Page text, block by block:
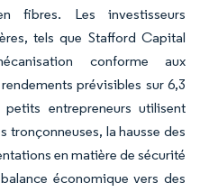
fibres. Les investisseurs
tels que Stafford Capital
conforme aux
prévisibles sur 6,3
entrepreneurs utilisent
tronçonneuses, la hausse des
en matière de sécurité
économique vers des